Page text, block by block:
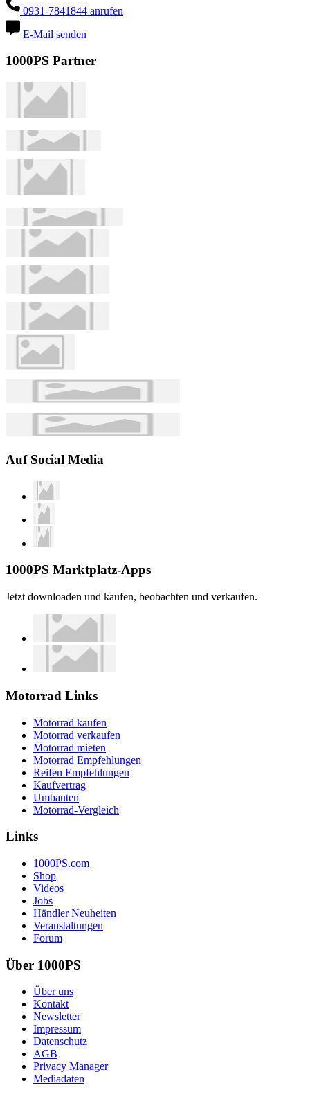
0931-7841844 anrufen
E-Mail senden
1000PS Partner
Auf Social Media
1000PS Marktplatz-Apps
Jetzt downloaden und kaufen, beobachten und verkaufen.
Motorrad Links
Motorrad kaufen
Motorrad verkaufen
Motorrad mieten
Motorrad Empfehlungen
Reifen Empfehlungen
Kaufvertrag
Umbauten
Motorrad-Vergleich
Links
1000PS.com
Shop
Videos
Jobs
Händler Neuheiten
Veranstaltungen
Forum
Über 1000PS
Über uns
Kontakt
Newsletter
Impressum
Datenschutz
AGB
Privacy Manager
Mediadaten